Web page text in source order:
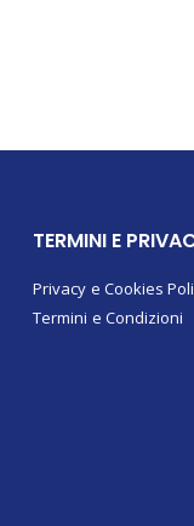
TERMINI E
Privacy e Cookies
Termini e Condizioni